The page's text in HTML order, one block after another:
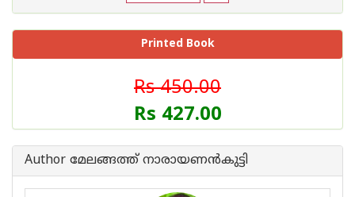
Printed Book
Rs 450.00
Rs 427.00
Author മേലങ്ങത്ത് നാരായണന്‍കുട്ടി